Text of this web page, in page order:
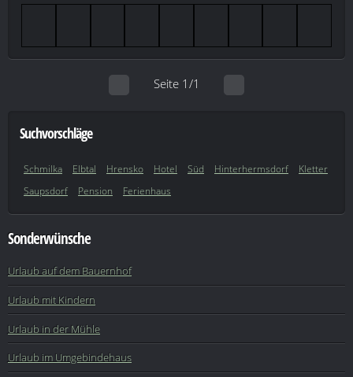
Seite 1/1
Suchvorschläge
Schmilka Elbtal Hrensko Hotel Süd Hinterhermsdorf
Kletter
Saupsdorf
Pension Ferienhaus
Sonderwünsche
Urlaub auf dem Bauernhof
Urlaub mit Kindern
Urlaub in der Mühle
Urlaub im Umgebindehaus